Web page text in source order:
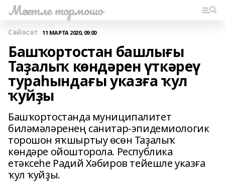
Мәсетле тормошо
Сәйәсәт 11 МАРТА 2020, 09:00
Башҡортостан башлығы
Таҙалыҡ көндәрен үткәреү
тураһындағы указға ҡул
ҡуйҙы
Башҡортостанда муниципалитет
биләмәләренең санитар-эпидемиологик
торошон яҡшыртыу өсөн Таҙалыҡ
көндәре ойошторола. Республика
етәксеһе Радий Хәбиров тейешле указға
ҡул ҡуйҙы.